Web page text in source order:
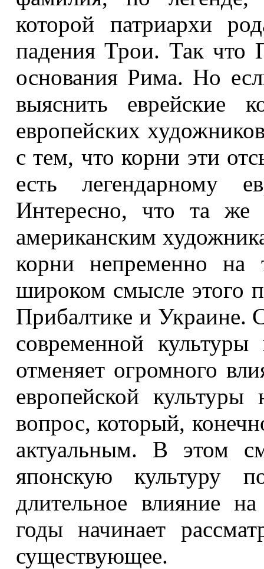
которой патриархи
падения Трои. Так что
основания Рима. Но
выяснить еврейские
европейских
с тем, что корни эти
есть легендарному
Интересно, что та
американским
корни непременно на
широком смысле этого
Прибалтике и Украине.
современной
отменяет огромного
европейской
вопрос, который,
актуальным. В этом
японскую культуру
длительное влияние
годы начинает
существующее.